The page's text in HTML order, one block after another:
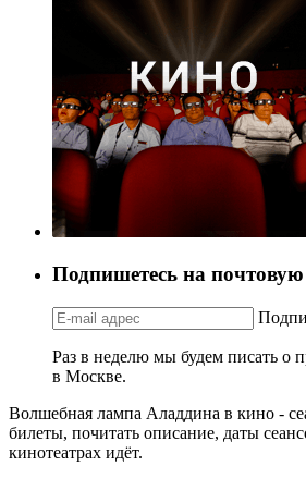
Подпишетесь на
Раз в неделю мы будем писать о
в Москве.
Волшебная лампа Аладдина в кино -
билеты, почитать описание, даты
кинотеатрах идёт.